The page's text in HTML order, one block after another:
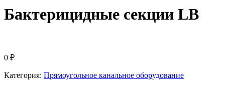
Бактерицидные секции LB
0 ₽
Категория: Прямоугольное канальное оборудование